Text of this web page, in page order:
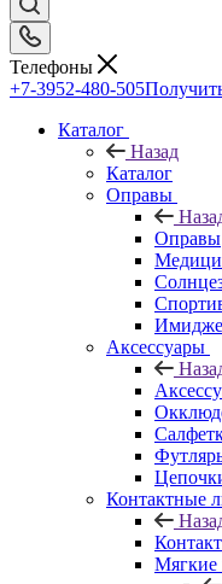
Телефоны
+7-3952-480-505
Каталог
Назад
Каталог
Оправы
Оправы
Аксессуары
Контактные
Мягкие